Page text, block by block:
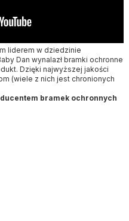
liderem w dziedzinie
Dan wynalazł bramki ochronne
Dzięki najwyższej jakości
(wiele z nich jest chronionych
bramek ochronnych